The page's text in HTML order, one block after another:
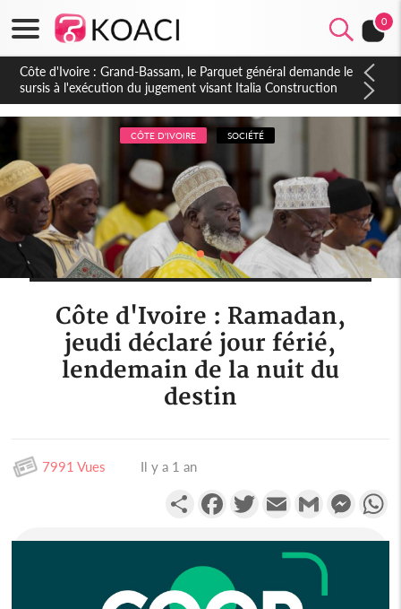
0
Côte d'Ivoire : Indépendance à Dakpadou, la sous-préfète
Hôma Viviane Manissan appelle à une appropriation locale du
PND 2026-2030
CÔTE D'IVOIRE SOCIÉTÉ
Côte d'Ivoire : Ramadan,
jeudi déclaré jour férié,
lendemain de la nuit du
destin
7991 Vues Il y a 1 an
PartagerFacebookTwitterEmail Gmail